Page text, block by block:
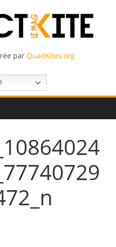
parQuadKites.org